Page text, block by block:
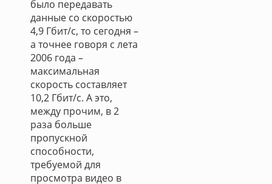
было передавать
данные со скоростью
4,9 Гбит/с, то сегодня –
а точнее говоря с лета
2006 года –
максимальная
скорость составляет
10,2 Гбит/с. А это,
между прочим, в 2
раза больше
пропускной
способности,
требуемой для
просмотра видео в